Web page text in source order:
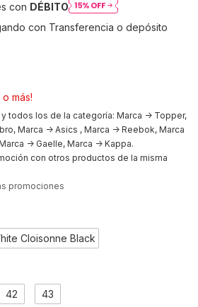
con DÉBITO
con Transferencia o depósito
más!
todos los de la categoría: Marca -> Topper,
Marca -> Asics , Marca -> Reebok, Marca
-> Gaelle, Marca -> Kappa.
con otros productos de la misma
promociones
Cloisonne Black
42 43